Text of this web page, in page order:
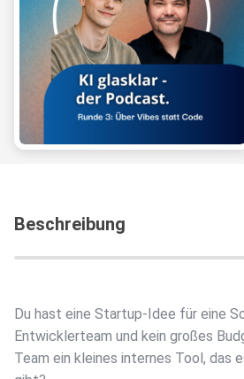
Beschreibung
Du hast eine Startup-Idee für eine
Entwicklerteam und kein großes
Team ein kleines internes Tool, das